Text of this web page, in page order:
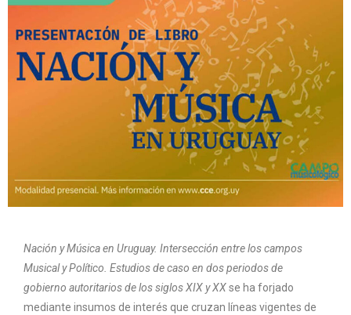
Nación y Música en Uruguay. Intersección entre los campos
Musical y Político. Estudios de caso en dos periodos de
gobierno autoritarios de los siglos XIX y XXse ha forjado
mediante insumos de interés que cruzan líneas vigentes de